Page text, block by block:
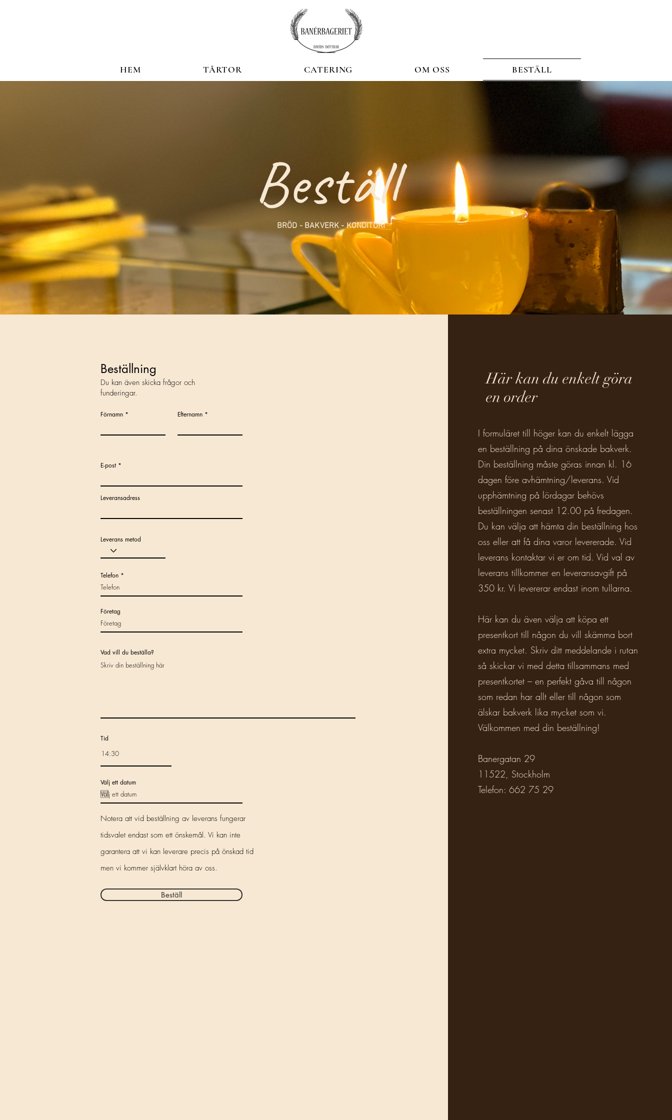
HEM TÅRTOR CATERING OM OSS BESTÄLL
Beställ
BRÖD - BAKVERK - KONDITORI
Beställning
Du kan även skicka frågor och
funderingar.
Förnamn Efternamn
E-post
Leveransadress
Leverans metod
Telefon
Företag
Vad vill du beställa?
Tid
Välj ett datum
Notera att vid beställning av leverans fungerar
tidsvalet endast som ett önskemål. Vi kan inte
garantera att vi kan leverare precis på önskad tid
men vi kommer självklart höra av oss.
Beställ
Här kan du enkelt göra
en order
I formuläret till höger kan du enkelt lägga
en beställning på dina önskade bakverk.
Din beställning måste göras innan kl. 16
dagen före avhämtning/leverans. Vid
upphämtning på lördagar behövs
beställningen senast 12.00 på fredagen.
Du kan välja att hämta din beställning hos
oss eller att få dina varor levererade. Vid
leverans kontaktar vi er om tid. Vid val av
leverans tillkommer en leveransavgift på
350 kr. Vi levererar endast inom tullarna.
Här kan du även välja att köpa ett
presentkort till någon du vill skämma bort
extra mycket. Skriv ditt meddelande i rutan
så skickar vi med detta tillsammans med
presentkortet – en perfekt gåva till någon
som redan har allt eller till någon som
älskar bakverk lika mycket som vi.
Välkommen med din beställning!
Banergatan 29
11522, Stockholm
Telefon: 662 75 29